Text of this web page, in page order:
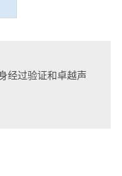
经过验证和卓越声